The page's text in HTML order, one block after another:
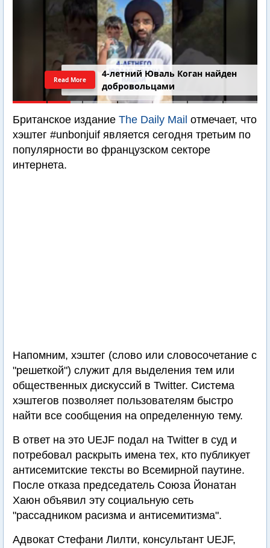
4-летний Юваль Коган найден
добровольцами
Read More
Британское издание The Daily Mail отмечает, что
хэштег #unbonjuif является сегодня третьим по
популярности во французском секторе
интернета.
Напомним, хэштег (слово или словосочетание с
"решеткой") служит для выделения тем или
общественных дискуссий в Twitter. Система
хэштегов позволяет пользователям быстро
найти все сообщения на определенную тему.
В ответ на это UEJF подал на Twitter в суд и
потребовал раскрыть имена тех, кто публикует
антисемитские тексты во Всемирной паутине.
После отказа председатель Союза Йонатан
Хаюн объявил эту социальную сеть
"рассадником расизма и антисемитизма".
Адвокат Стефани Лилти, консультант UEJF,